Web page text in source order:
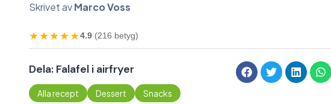
Skrivet avMarco Voss
★★★★★4.9 (216 betyg)
Dela: Falafel i airfryer
Alla recept Dessert Snacks